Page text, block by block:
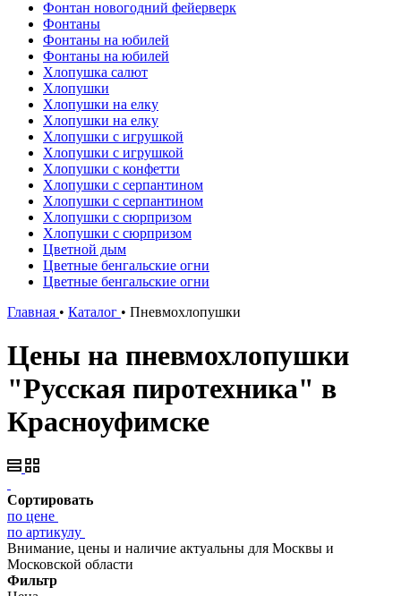
Фонтан новогодний фейерверк
Фонтаны
Фонтаны на юбилей
Фонтаны на юбилей
Хлопушка салют
Хлопушки
Хлопушки на елку
Хлопушки на елку
Хлопушки с игрушкой
Хлопушки с игрушкой
Хлопушки с конфетти
Хлопушки с серпантином
Хлопушки с серпантином
Хлопушки с сюрпризом
Хлопушки с сюрпризом
Цветной дым
Цветные бенгальские огни
Цветные бенгальские огни
Главная • Каталог • Пневмохлопушки
Цены на пневмохлопушки
"Русская пиротехника" в
Красноуфимске
Сортировать
по цене
по артикулу
Внимание, цены и наличие актуальны для Москвы и
Московской области
Фильтр